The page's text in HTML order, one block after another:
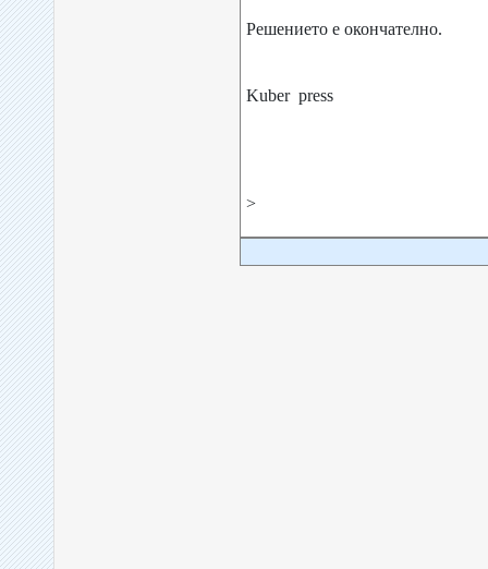
Решението е окончателно.
Kuber press
>